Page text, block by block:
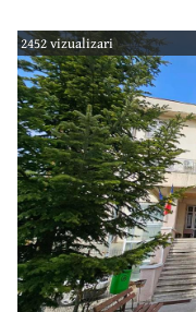
Orizontului.
2452 vizualizari